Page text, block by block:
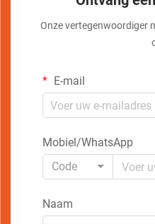
Onze vertegenwoordiger
E-mail
Mobiel/WhatsApp
Code
Naam